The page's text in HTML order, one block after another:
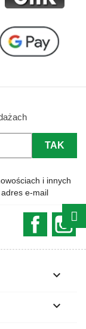
i innych
e-mail

